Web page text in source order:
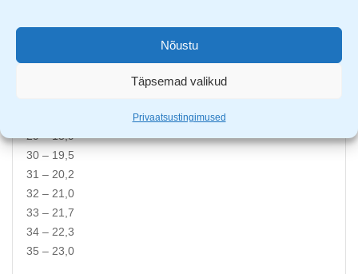
Nõustu
Täpsemad valikud
Privaatsustingimused
EVA materjalist alumine osa hoiab jala kuivana
Libisemist takistav välistald
29 – 18,9
30 – 19,5
31 – 20,2
32 – 21,0
33 – 21,7
34 – 22,3
​35 – 23,0